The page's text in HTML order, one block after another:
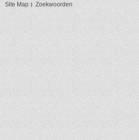
Site Map Zoekwoorden